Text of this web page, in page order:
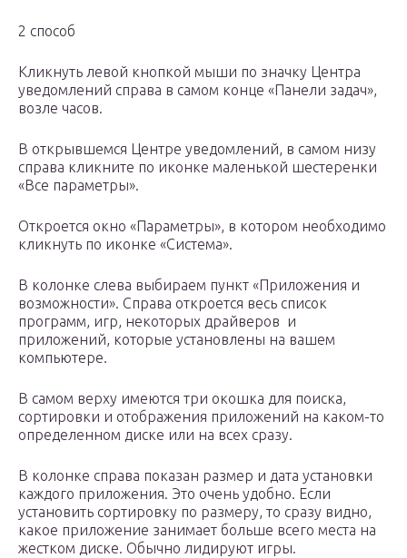
2 способ
Кликнуть левой кнопкой мыши по значку Центра
уведомлений справа в самом конце «Панели задач»,
возле часов.
В открывшемся Центре уведомлений, в самом низу
справа кликните по иконке маленькой шестеренки
«Все параметры».
Откроется окно «Параметры», в котором необходимо
кликнуть по иконке «Система».
В колонке слева выбираем пункт «Приложения и
возможности». Справа откроется весь список
программ, игр, некоторых драйверов и
приложений, которые установлены на вашем
компьютере.
В самом верху имеются три окошка для поиска,
сортировки и отображения приложений на каком-то
определенном диске или на всех сразу.
В колонке справа показан размер и дата установки
каждого приложения. Это очень удобно. Если
установить сортировку по размеру, то сразу видно,
какое приложение занимает больше всего места на
жестком диске. Обычно лидируют игры.